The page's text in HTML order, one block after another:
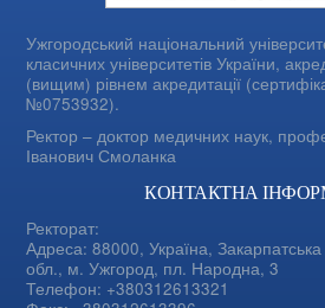
Ужгородський національний
класичних університетів України,
(вищим) рівнем акредитації
№0753932).
Ректор – доктор медичних наук,
Іванович Смоланка
КОНТАКТНА
Ректорат:
Адреса: 88000, Україна, Закарпатська
обл., м. Ужгород, пл. Народна, 3
Телефон: +380312613321